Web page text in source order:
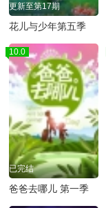
更新至第17期
花儿与少年第五季
10.0
已完结
爸爸去哪儿 第一季